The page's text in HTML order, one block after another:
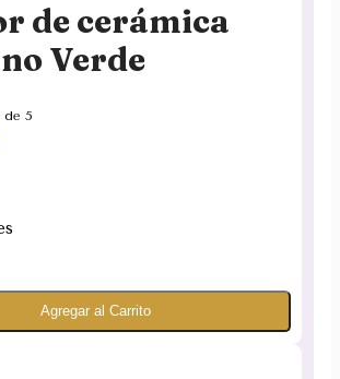
de cerámica
Verde
de 5
Agregar al Carrito